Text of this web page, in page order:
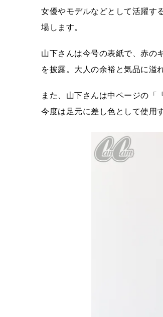
女優やモデルなどとして活躍す
場します。
山下さんは今号の表紙で、赤の
を披露。大人の余裕と気品に溢
また、山下さんは中ページの
今度は足元に差し色として使用